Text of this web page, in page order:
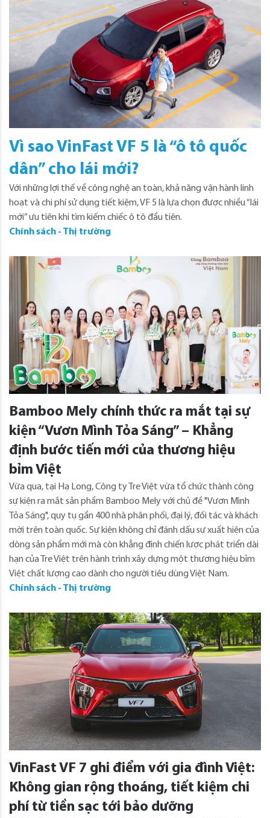
Vì sao VinFast VF 5 là “ô tô quốc
dân” cho lái mới?
Với những lợi thế về công nghệ an toàn, khả năng vận hành linh
hoạt và chi phí sử dụng tiết kiệm, VF 5 là lựa chọn được nhiều “lái
mới” ưu tiên khi tìm kiếm chiếc ô tô đầu tiên.
Chính sách - Thị trường
Bamboo Mely chính thức ra mắt tại sự
kiện “Vươn Mình Tỏa Sáng” – Khẳng
định bước tiến mới của thương hiệu
bỉm Việt
Vừa qua, tại Hạ Long, Công ty Tre Việt vừa tổ chức thành công
sự kiện ra mắt sản phẩm Bamboo Mely với chủ đề "Vươn Mình
Tỏa Sáng", quy tụ gần 400 nhà phân phối, đại lý, đối tác và khách
mời trên toàn quốc. Sự kiện không chỉ đánh dấu sự xuất hiện của
dòng sản phẩm mới mà còn khẳng định chiến lược phát triển dài
hạn của Tre Việt trên hành trình xây dựng một thương hiệu bỉm
Việt chất lượng cao dành cho người tiêu dùng Việt Nam.
Chính sách - Thị trường
VinFast VF 7 ghi điểm với gia đình Việt:
Không gian rộng thoáng, tiết kiệm chi
phí từ tiền sạc tới bảo dưỡng